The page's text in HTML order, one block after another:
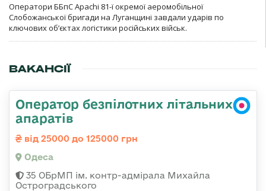
Оператори ББпС Apachi 81-ї окремої аеромобільної
Слобожанської бригади на Луганщині завдали ударів по
ключових об’єктах логістики російських військ.
ВАКАНСІЇ
Оператор безпілотних літальних
апаратів
від 25000 до 125000 грн
Одеса
35 ОБрМП ім. контр-адмірала Михайла
Остроградського